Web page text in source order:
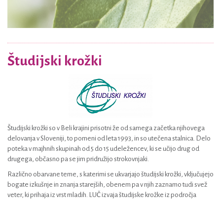
Študijski krožki
Študijski krožki so v Beli krajini prisotni že od samega začetka njihovega
delovanja v Sloveniji, to pomeni od leta 1993, in so utečena stalnica. Delo
poteka v majhnih skupinah od 5 do 15 udeležencev, ki se učijo drug od
drugega, občasno pa se jim pridružijo strokovnjaki.
Različno obarvane teme, s katerimi se ukvarjajo študijski krožki, vključujejo
bogate izkušnje in znanja starejših, obenem pa v njih zaznamo tudi svež
veter, ki prihaja iz vrst mladih. LUČ izvaja študijske krožke iz področja